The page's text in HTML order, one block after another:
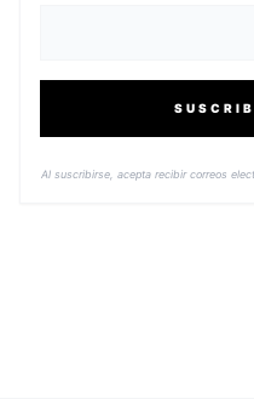
Al suscribirse, acepta recibir correos